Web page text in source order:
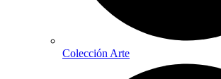
Colección Arte